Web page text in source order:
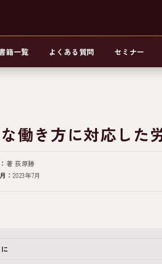
籍一覧 よくある質問 セミナー
働き方に対応した
著 荻原勝
： 2023年7月